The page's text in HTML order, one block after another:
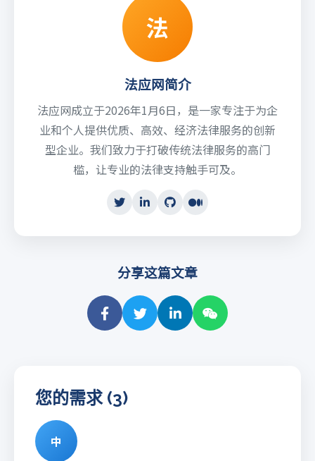
法
法应网简介
法应网成立于2026年1月6日，是一家专注于为企
业和个人提供优质、高效、经济法律服务的创新
型企业。我们致力于打破传统法律服务的高门
槛，让专业的法律支持触手可及。
分享这篇文章
您的需求 (3)
中